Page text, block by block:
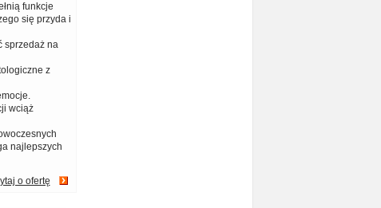
funkcje
się przyda i
sprzedaż na
z
wciąż
najlepszych
o ofertę